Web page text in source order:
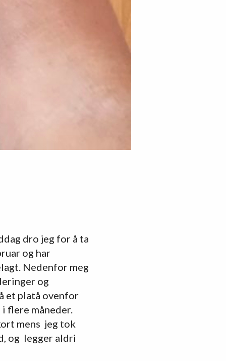
dro jeg for å ta
og har
Nedenfor meg
og
et platå ovenfor
flere måneder.
mens jeg tok
og legger aldri